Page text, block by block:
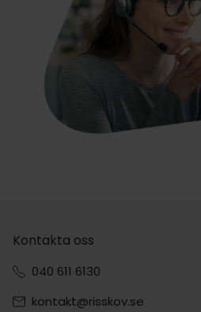
Kontakta oss
040 611 6130
kontakt@risskov.se